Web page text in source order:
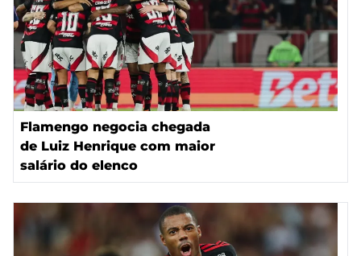
Flamengo negocia chegada
de Luiz Henrique com maior
salário do elenco